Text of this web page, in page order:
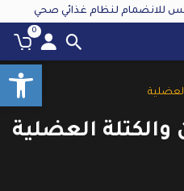
للانضمام لنظام غذائي صحي
0
والكتلة العضلية